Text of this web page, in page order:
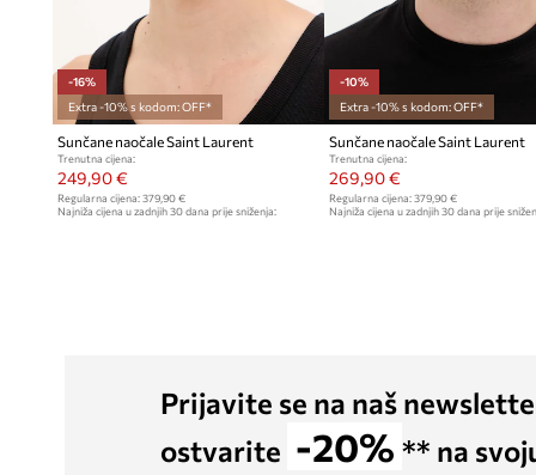
-16%
Extra -10% s kodom: OFF*
Sunčane naočale Saint Laurent
Trenutna cijena:
249,90 €
Regularna cijena: 379,90 €
Najniža cijena u zadnjih 30 dana prije sniženja:
-10%
Extra -10% s kodom: OFF*
Sunčane naočale Saint Laurent
Trenutna cijena:
269,90 €
Regularna cijena:379,90 €
Najniža cijena u zadnjih 30 dana prije
Prijavite se na naš
ostvarite -20% ** na